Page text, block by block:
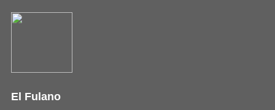
El Fulano